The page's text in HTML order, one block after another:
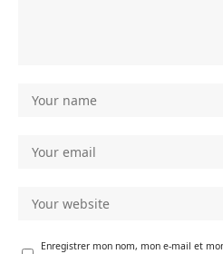
Enregistrer mon nom, mon e-mail et